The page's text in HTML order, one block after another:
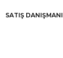
SATIŞ DANIŞMANI